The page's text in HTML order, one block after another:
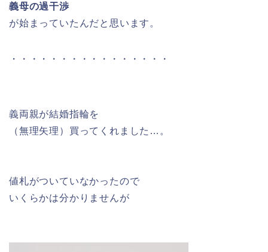
義母の過干渉
が始まっていたんだと思います。
・・・・・・・・・・・・・・・・
義両親が結婚指輪を
（無理矢理）買ってくれました…。
値札がついていなかったので
いくらかは分かりませんが